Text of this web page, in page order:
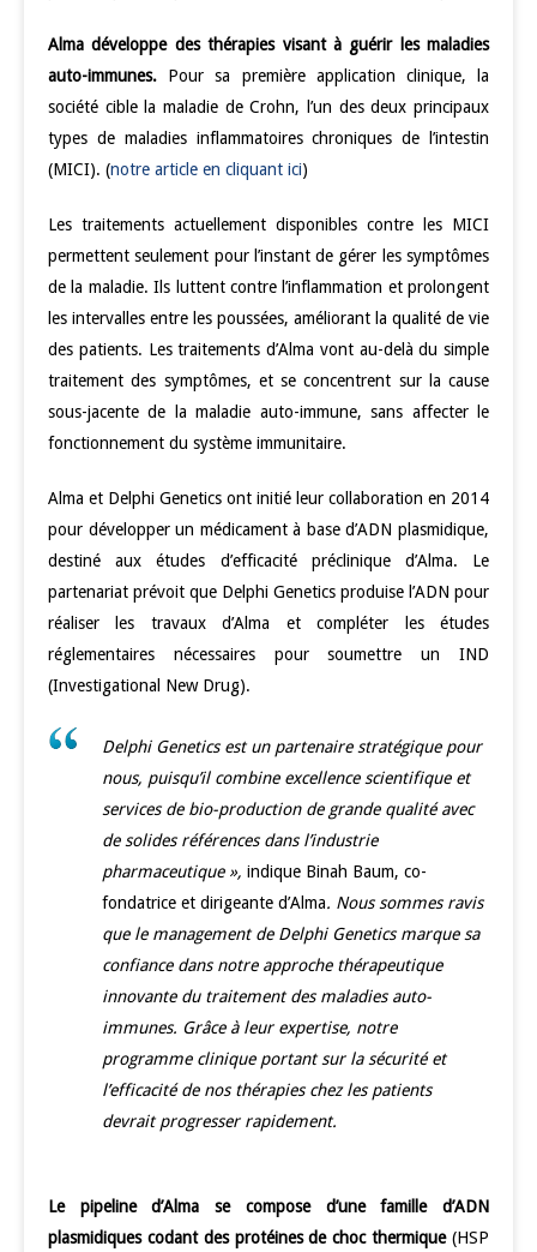
Alma développe des thérapies visant à guérir les maladies
auto-immunes. Pour sa première application clinique, la
société cible la maladie de Crohn, l’un des deux principaux
types de maladies inflammatoires chroniques de l’intestin
(MICI). (notre article en cliquant ici)
Les traitements actuellement disponibles contre les MICI
permettent seulement pour l’instant de gérer les symptômes
de la maladie. Ils luttent contre l’inflammation et prolongent
les intervalles entre les poussées, améliorant la qualité de vie
des patients. Les traitements d’Alma vont au-delà du simple
traitement des symptômes, et se concentrent sur la cause
sous-jacente de la maladie auto-immune, sans affecter le
fonctionnement du système immunitaire.
Alma et Delphi Genetics ont initié leur collaboration en 2014
pour développer un médicament à base d’ADN plasmidique,
destiné aux études d’efficacité préclinique d’Alma. Le
partenariat prévoit que Delphi Genetics produise l’ADN pour
réaliser les travaux d’Alma et compléter les études
réglementaires nécessaires pour soumettre un IND
(Investigational New Drug).
Delphi Genetics est un partenaire stratégique pour
nous, puisqu’il combine excellence scientifique et
services de bio-production de grande qualité avec
de solides références dans l’industrie
pharmaceutique », indique Binah Baum, co-
fondatrice et dirigeante d’Alma. Nous sommes ravis
que le management de Delphi Genetics marque sa
confiance dans notre approche thérapeutique
innovante du traitement des maladies auto-
immunes. Grâce à leur expertise, notre
programme clinique portant sur la sécurité et
l’efficacité de nos thérapies chez les patients
devrait progresser rapidement.
Le pipeline d’Alma se compose d’une famille d’ADN
plasmidiques codant des protéines de choc thermique(HSP